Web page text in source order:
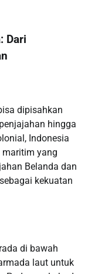
Dari
dipisahkan
hingga
Indonesia
maritim yang
Belanda dan
kekuatan
di bawah
laut untuk